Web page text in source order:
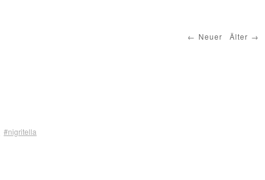
Neuer Älter
#nigritella